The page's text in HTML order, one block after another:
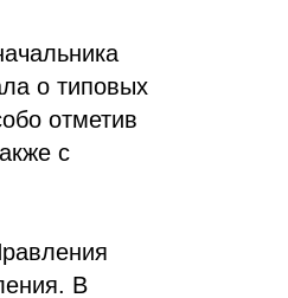
о типовых
отметив
с
В